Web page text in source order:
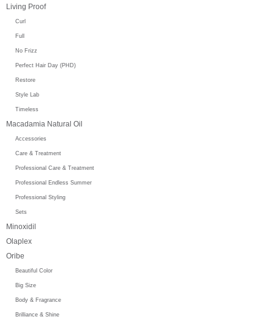
Living Proof
Curl
Full
No Frizz
Perfect Hair Day (PHD)
Restore
Style Lab
Timeless
Macadamia Natural Oil
Accessories
Care & Treatment
Professional Care & Treatment
Professional Endless Summer
Professional Styling
Sets
Minoxidil
Olaplex
Oribe
Beautiful Color
Big Size
Body & Fragrance
Brilliance & Shine